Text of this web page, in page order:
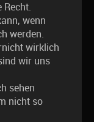
Recht.
wenn
werden.
wirklich
wir uns
sehen
nicht so